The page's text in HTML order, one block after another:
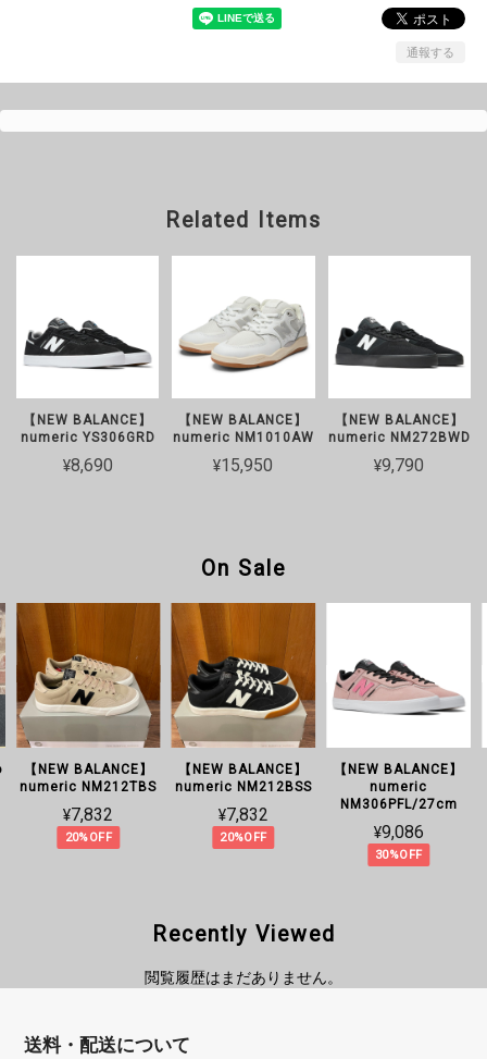
通報する
Related Items
【NEW BALANCE】
numeric YS306GRD
¥8,690
【NEW BALANCE】
numeric NM1010AW
¥15,950
【NEW BALANCE】
numeric NM272BWD
¥9,790
On Sale
【NEW BALANCE】
numeric NM212TBS
¥7,832
20%OFF
【NEW BALANCE】
numeric NM212BSS
¥7,832
20%OFF
【NEW BALANCE】
numeric
NM306PFL/27cm
¥9,086
30%OFF
Recently Viewed
閲覧履歴はまだありません。
送料・配送について